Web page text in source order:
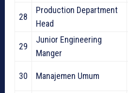
28
Production Department
Head
29
Junior Engineering
Manger
30 Manajemen Umum